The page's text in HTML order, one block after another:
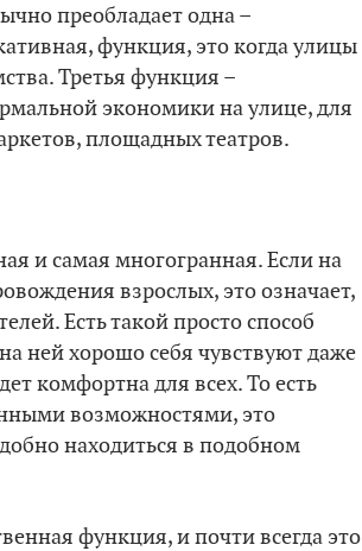
преобладает одна –
функция, это когда улицы
Третья функция –
экономики на улице, для
площадных театров.
и самая многогранная. Если на
взрослых, это означает,
Есть такой просто способ
ней хорошо себя чувствуют даже
комфортна для всех. То есть
возможностями, это
находиться в подобном
функция, и почти всегда это